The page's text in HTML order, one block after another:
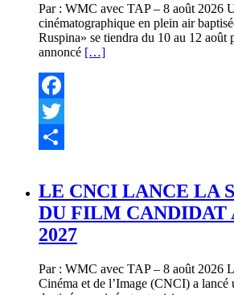
Par : WMC avec TAP – 8 août 2026
cinématographique en plein air
Ruspina» se tiendra du 10 au 12 août
annoncé […]
Facebook
Twitter
LE CNCI LANCE LA
DU FILM CANDIDAT
2027
Par : WMC avec TAP – 8 août 2026
Cinéma et de l’Image (CNCI) a lancé